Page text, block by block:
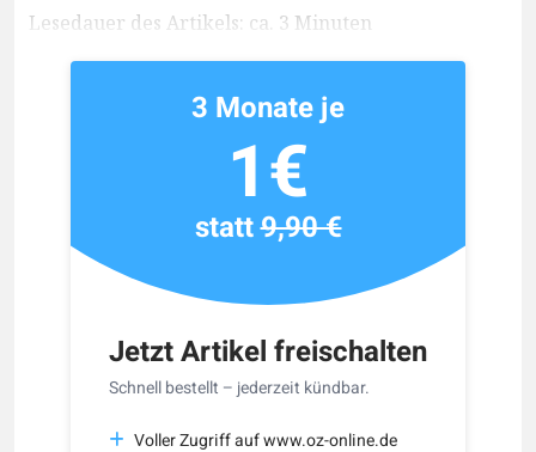
Lesedauer des Artikels: ca. 3 Minuten
Jetzt Artikel freischalten
Schnell bestellt – jederzeit kündbar.
Voller Zugriff auf www.oz-online.de
3 Monate je
1€
statt9,90 €